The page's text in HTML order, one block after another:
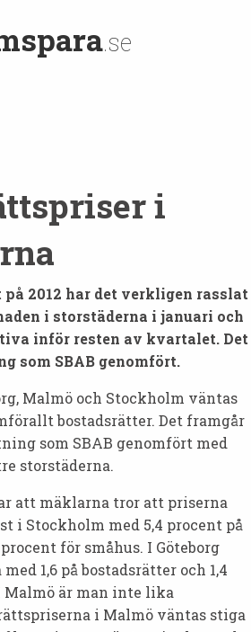
.se
i
2012 har det verkligen rasslat
i storstäderna i januari och
inför resten av kvartalet. Det
som SBAB genomfört.
Malmö och Stockholm väntas
bostadsrätter. Det framgår
som SBAB genomfört med
storstäderna.
att mäklarna tror att priserna
i Stockholm med 5,4 procent på
för småhus. I Göteborg
1,6 på bostadsrätter och 1,4
Malmö är man inte lika
i Malmö väntas stiga